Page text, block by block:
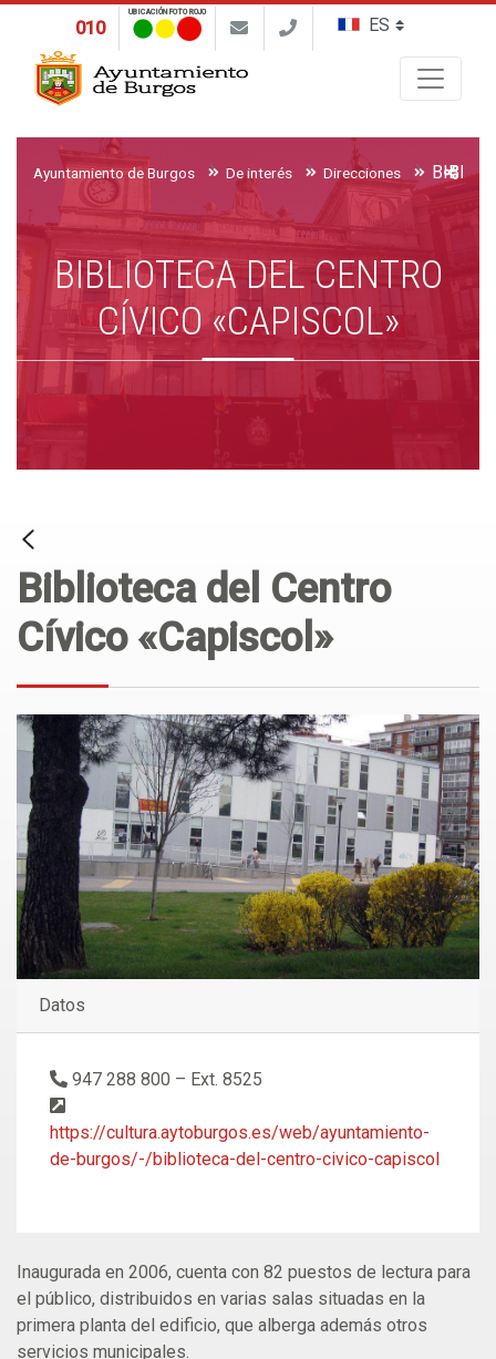
010
UBICACIÓN FOTO ROJO
Ayuntamiento de Burgos De interés Direcciones
BIBLIOTECA DEL CENTRO
CÍVICO «CAPISCOL»
Biblioteca del Centro
Cívico «Capiscol»
Datos
947 288 800 – Ext. 8525
https://cultura.aytoburgos.es/web/ayuntamiento-
de-burgos/-/biblioteca-del-centro-civico-capiscol
Inaugurada en 2006, cuenta con 82 puestos de lectura para
el público, distribuidos en varias salas situadas en la
primera planta del edificio, que alberga además otros
servicios municipales.